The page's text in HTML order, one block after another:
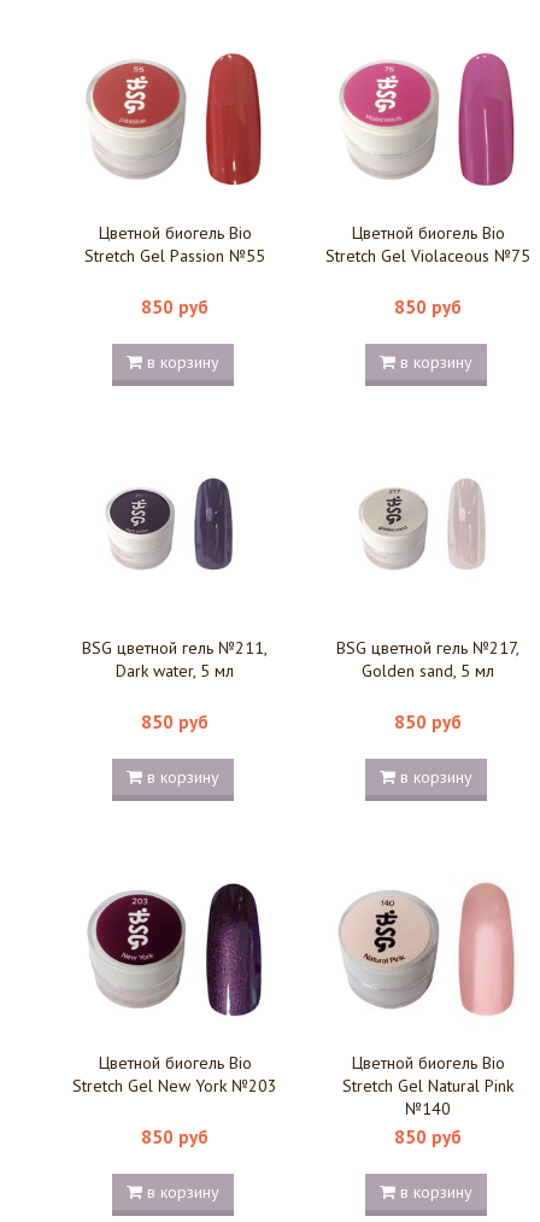
Цветной биогель Bio
Stretch Gel Passion №55
850 руб
в корзину
Цветной биогель Bio
Stretch Gel Violaceous №75
850 руб
в корзину
BSG цветной гель №211,
Dark water, 5 мл
850 руб
в корзину
BSG цветной гель №217,
Golden sand, 5 мл
850 руб
в корзину
Цветной биогель Bio
Stretch Gel New York №203
850 руб
в корзину
Цветной биогель Bio
Stretch Gel Natural Pink
№140
850 руб
в корзину